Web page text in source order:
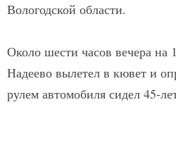
Вологодской области.
Около шести часов вечера на
Надеево вылетел в кювет и
рулем автомобиля сидел 45-